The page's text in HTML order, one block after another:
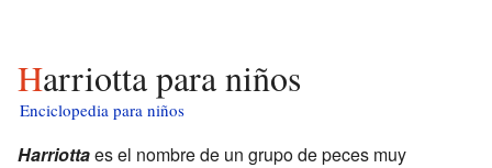
Harriotta para niños
Enciclopedia para niños
Harriottaes el nombre de un grupo de peces muy